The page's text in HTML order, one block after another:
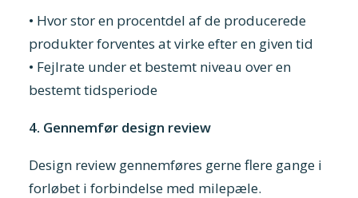
• Hvor stor en procentdel af de producerede
produkter forventes at virke efter en given tid
• Fejlrate under et bestemt niveau over en
bestemt tidsperiode
4. Gennemfør design review
Design review gennemføres gerne flere gange i
forløbet i forbindelse med milepæle.